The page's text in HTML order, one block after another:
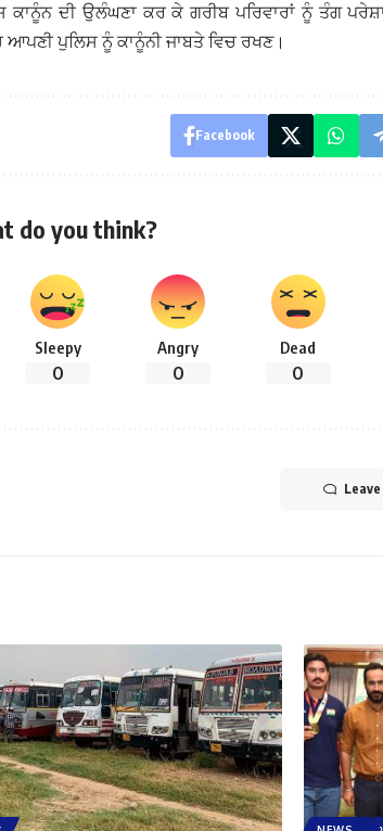
ਕਾਨੂੰਨ ਦੀ ਉਲੰਘਣਾ ਕਰ ਕੇ ਗਰੀਬ ਪਰਿਵਾਰਾਂ ਨੂੰ ਤੰਗ
ਪੁਲਿਸ ਨੂੰ ਕਾਨੂੰਨੀ ਜਾਬਤੇ ਵਿਚ ਰਖਣ।
Facebook
do you think?
Sleepy
0
Angry
0
Dead
0